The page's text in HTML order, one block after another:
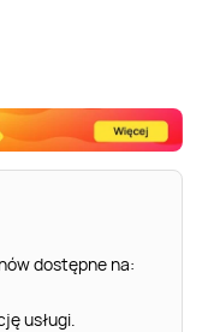
dostępne na:
usługi.